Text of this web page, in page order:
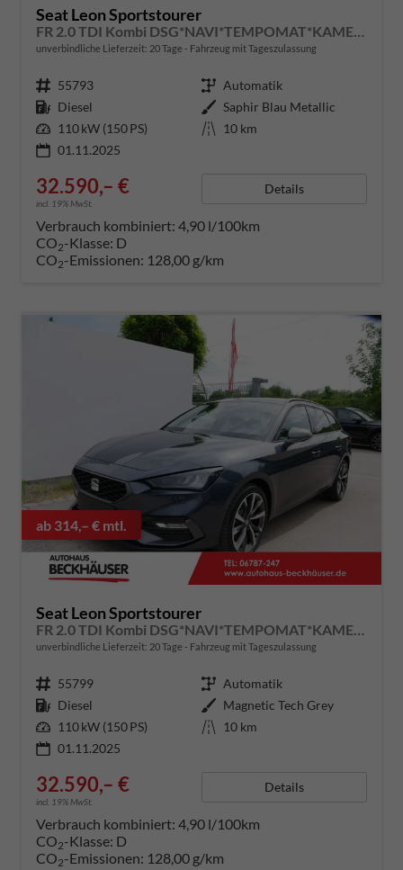
Seat Leon Sportstourer
FR 2.0 TDI Kombi DSG*NAVI*TEMPOMAT*KAMERA*KEYLESS-GO*VIRTUAL COCKPIT*
unverbindliche Lieferzeit: 20 Tage Fahrzeug mit Tageszulassung
Fahrzeugnummer 55793 Getriebe Automatik
Kraftstoff Diesel Außenfarbe Saphir Blau Metallic
Leistung 110 kW (150 PS) Kilometerstand 10 km
01.11.2025
32.590,– €
incl. 19% MwSt.
Details
Verbrauch kombiniert: 4,90 l/100km
CO2-Klasse: D
CO2-Emissionen: 128,00 g/km
ab 314,– € mtl.
Seat Leon Sportstourer
FR 2.0 TDI Kombi DSG*NAVI*TEMPOMAT*KAMERA*KEYLESS-GO*VIRTUAL COCKPIT*
unverbindliche Lieferzeit: 20 Tage Fahrzeug mit Tageszulassung
Fahrzeugnummer 55799 Getriebe Automatik
Kraftstoff Diesel Außenfarbe Magnetic Tech Grey
Leistung 110 kW (150 PS) Kilometerstand 10 km
01.11.2025
32.590,– €
incl. 19% MwSt.
Details
Verbrauch kombiniert: 4,90 l/100km
CO2-Klasse: D
CO2-Emissionen: 128,00 g/km